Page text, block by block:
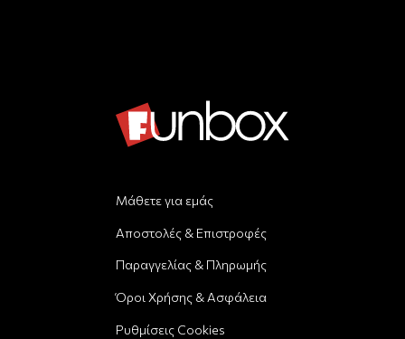
Μάθετε για εμάς
Αποστολές & Επιστροφές
Παραγγελίας & Πληρωμής
Όροι Χρήσης & Ασφάλεια
Ρυθμίσεις Cookies